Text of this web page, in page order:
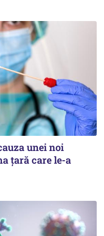
unei noi
țară care le-a